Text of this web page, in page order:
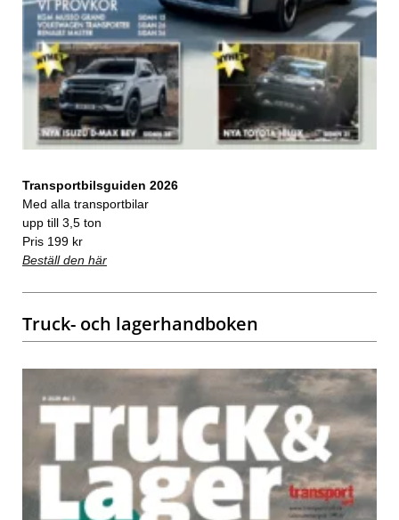
Transportbilsguiden 2026
Med alla transportbilar
upp till 3,5 ton
Pris 199 kr
Beställ den här
Truck- och lagerhandboken